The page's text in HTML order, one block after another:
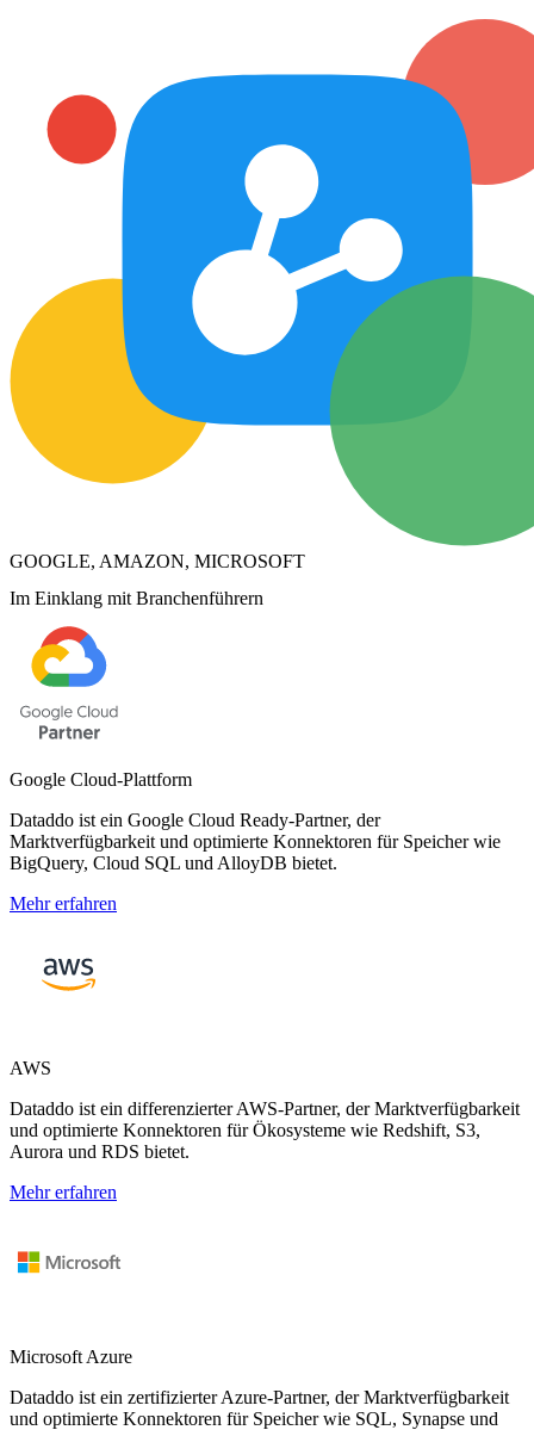
GOOGLE, AMAZON, MICROSOFT
Im Einklang mit Branchenführern
Google Cloud-Plattform
Dataddo ist ein Google Cloud Ready-Partner, der
Marktverfügbarkeit und optimierte Konnektoren für Speicher wie
BigQuery, Cloud SQL und AlloyDB bietet.
Mehr erfahren
AWS
Dataddo ist ein differenzierter AWS-Partner, der Marktverfügbarkeit
und optimierte Konnektoren für Ökosysteme wie Redshift, S3,
Aurora und RDS bietet.
Mehr erfahren
Microsoft Azure
Dataddo ist ein zertifizierter Azure-Partner, der Marktverfügbarkeit
und optimierte Konnektoren für Speicher wie SQL, Synapse und